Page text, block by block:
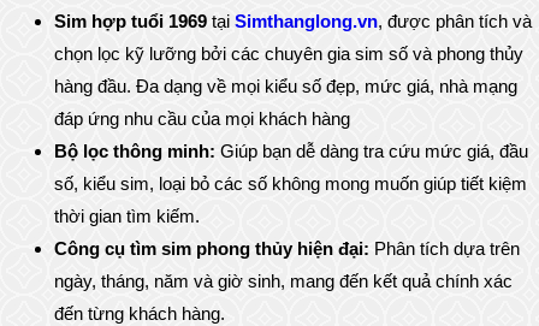
Sim hợp tuổi 1969 tại Simthanglong.vn, được phân tích và
chọn lọc kỹ lưỡng bởi các chuyên gia sim số và phong thủy
hàng đầu. Đa dạng về mọi kiểu số đẹp, mức giá, nhà mạng
đáp ứng nhu cầu của mọi khách hàng
Bộ lọc thông minh: Giúp bạn dễ dàng tra cứu mức giá, đầu
số, kiểu sim, loại bỏ các số không mong muốn giúp tiết kiệm
thời gian tìm kiếm.
Công cụ tìm sim phong thủy hiện đại: Phân tích dựa trên
ngày, tháng, năm và giờ sinh, mang đến kết quả chính xác
đến từng khách hàng.